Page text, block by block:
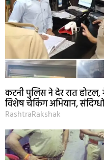
कटनी पुलिस ने देर रात
विशेष चेकिंग अभियान,
RashtraRakshak